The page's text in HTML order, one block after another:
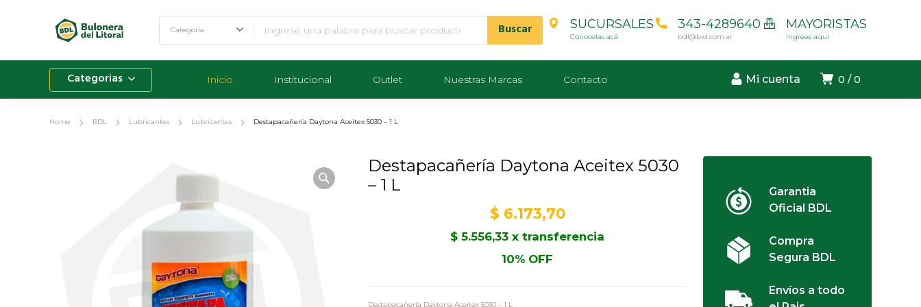
SUCURSALES
Conocelas acá
343-4289640
bdl@bld.com.ar
MAYORISTAS
Ingrese aqui
0 0
Mi cuenta
Categorias Inicio Institucional Outlet Nuestras Marcas Contacto
Home BDL Lubricantes Lubricantes Destapacañería Daytona Aceitex 5030 – 1 L
Destapacañería Daytona Aceitex 5030
– 1 L
$ 6.173,70
$ 5.556,33 x transferencia
10% OFF
Destapacañería Daytona Aceitex 5030 – 1 L
Garantia
Oficial BDL
Compra
Segura BDL
Envíos a todo